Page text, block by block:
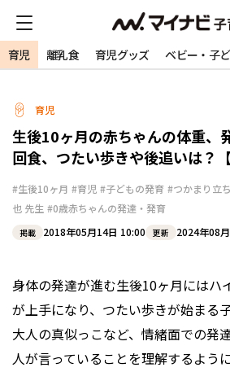
育児 離乳食 育児グッズ ベビー・子
育児
生後10ヶ月の赤ちゃんの体重、
回食、つたい歩きや後追いは？【
#生後10ヶ月 #育児 #子どもの発育 #つかまり立ち
也 先生 #0歳赤ちゃんの発達・発育
掲載 2018年05月14日 10:00 更新 2024年08
身体の発達が進む生後10ヶ月にはハ
が上手になり、つたい歩きが始まる
大人の真似っこなど、情緒面での発
人が言っていることを理解するよう